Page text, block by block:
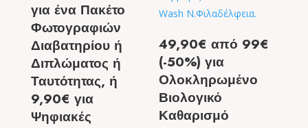
για ένα Πακέτο
Φωτογραφιών
Διαβατηρίου ή
Διπλώματος ή
Ταυτότητας, ή
9,90€ για
Ψηφιακές
49,90€ από 99€
(-50%) για
Ολοκληρωμένο
Βιολογικό
Καθαρισμό